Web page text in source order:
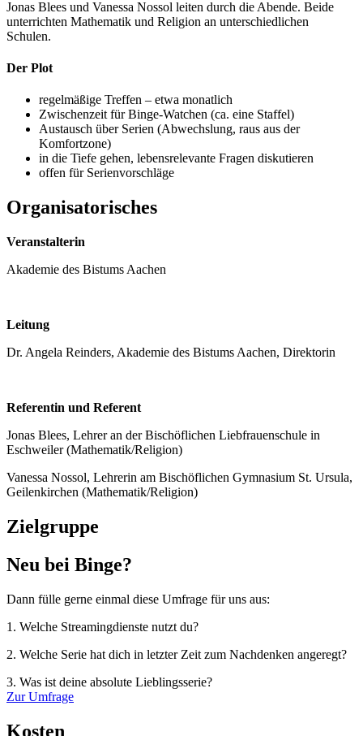
Jonas Blees und Vanessa Nossol leiten durch die Abende. Beide
unterrichten Mathematik und Religion an unterschiedlichen
Schulen.
Der Plot
regelmäßige Treffen – etwa monatlich
Zwischenzeit für Binge-Watchen (ca. eine Staffel)
Austausch über Serien (Abwechslung, raus aus der
Komfortzone)
in die Tiefe gehen, lebensrelevante Fragen diskutieren
offen für Serienvorschläge
Organisatorisches
Veranstalterin
Akademie des Bistums Aachen
Leitung
Dr. Angela Reinders, Akademie des Bistums Aachen, Direktorin
Referentin und Referent
Jonas Blees, Lehrer an der Bischöflichen Liebfrauenschule in
Eschweiler (Mathematik/Religion)
Vanessa Nossol, Lehrerin am Bischöflichen Gymnasium St. Ursula,
Geilenkirchen (Mathematik/Religion)
Zielgruppe
Neu bei Binge?
Dann fülle gerne einmal diese Umfrage für uns aus:
1. Welche Streamingdienste nutzt du?
2. Welche Serie hat dich in letzter Zeit zum Nachdenken angeregt?
3. Was ist deine absolute Lieblingsserie?
Zur Umfrage
Kosten